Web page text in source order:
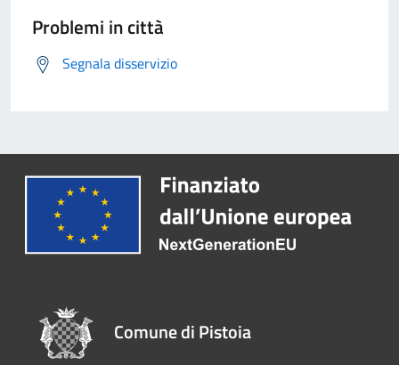
Problemi in città
Segnala disservizio
Comune di Pistoia